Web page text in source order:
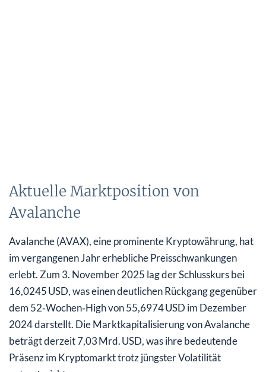
Aktuelle Marktposition von
Avalanche
Avalanche (AVAX), eine prominente Kryptowährung, hat
im vergangenen Jahr erhebliche Preisschwankungen
erlebt. Zum 3. November 2025 lag der Schlusskurs bei
16,0245 USD, was einen deutlichen Rückgang gegenüber
dem 52‑Wochen‑High von 55,6974 USD im Dezember
2024 darstellt. Die Marktkapitalisierung von Avalanche
beträgt derzeit 7,03 Mrd. USD, was ihre bedeutende
Präsenz im Kryptomarkt trotz jüngster Volatilität